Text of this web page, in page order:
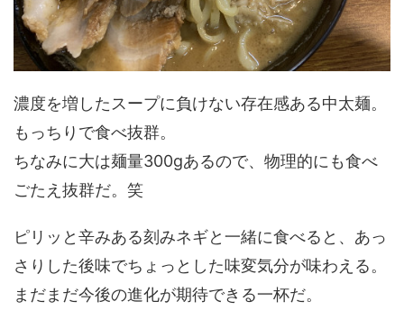
濃度を増したスープに負けない存在感ある中太麺。
もっちりで食べ抜群。
ちなみに大は麺量300gあるので、物理的にも食べ
ごたえ抜群だ。笑
ピリッと辛みある刻みネギと一緒に食べると、あっ
さりした後味でちょっとした味変気分が味わえる。
まだまだ今後の進化が期待できる一杯だ。